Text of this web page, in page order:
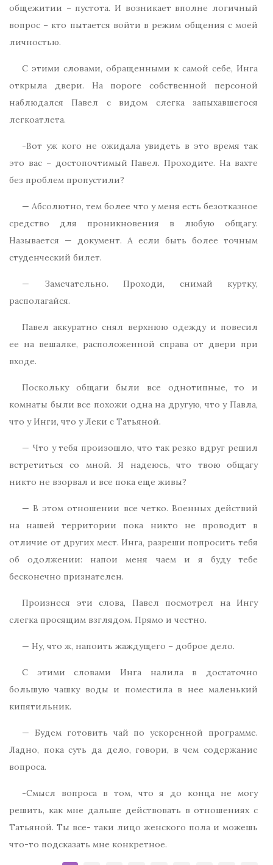
общежитии – пустота. И возникает вполне логичный
вопрос – кто пытается войти в режим общения с моей
личностью.
С этими словами, обращенными к самой себе, Инга
открыла двери. На пороге собственной персоной
наблюдался Павел с видом слегка запыхавшегося
легкоатлета.
-Вот уж кого не ожидала увидеть в это время так
это вас – достопочтимый Павел. Проходите. На вахте
без проблем пропустили?
— Абсолютно, тем более что у меня есть безотказное
средство для проникновения в любую общагу.
Называется — документ. А если быть более точным
студенческий билет.
— Замечательно. Проходи, снимай куртку,
располагайся.
Павел аккуратно снял верхнюю одежду и повесил
ее на вешалке, расположенной справа от двери при
входе.
Поскольку общаги были все однотипные, то и
комнаты были все похожи одна на другую, что у Павла,
что у Инги, что у Леки с Татьяной.
— Что у тебя произошло, что так резко вдруг решил
встретиться со мной. Я надеюсь, что твою общагу
никто не взорвал и все пока еще живы?
— В этом отношении все четко. Военных действий
на нашей территории пока никто не проводит в
отличие от других мест. Инга, разреши попросить тебя
об одолжении: напои меня чаем и я буду тебе
бесконечно признателен.
Произнеся эти слова, Павел посмотрел на Ингу
слегка просящим взглядом. Прямо и честно.
— Ну, что ж, напоить жаждущего – доброе дело.
С этими словами Инга налила в достаточно
большую чашку воды и поместила в нее маленький
кипятильник.
— Будем готовить чай по ускоренной программе.
Ладно, пока суть да дело, говори, в чем содержание
вопроса.
-Смысл вопроса в том, что я до конца не могу
решить, как мне дальше действовать в отношениях с
Татьяной. Ты все- таки лицо женского пола и можешь
что-то подсказать мне конкретное.